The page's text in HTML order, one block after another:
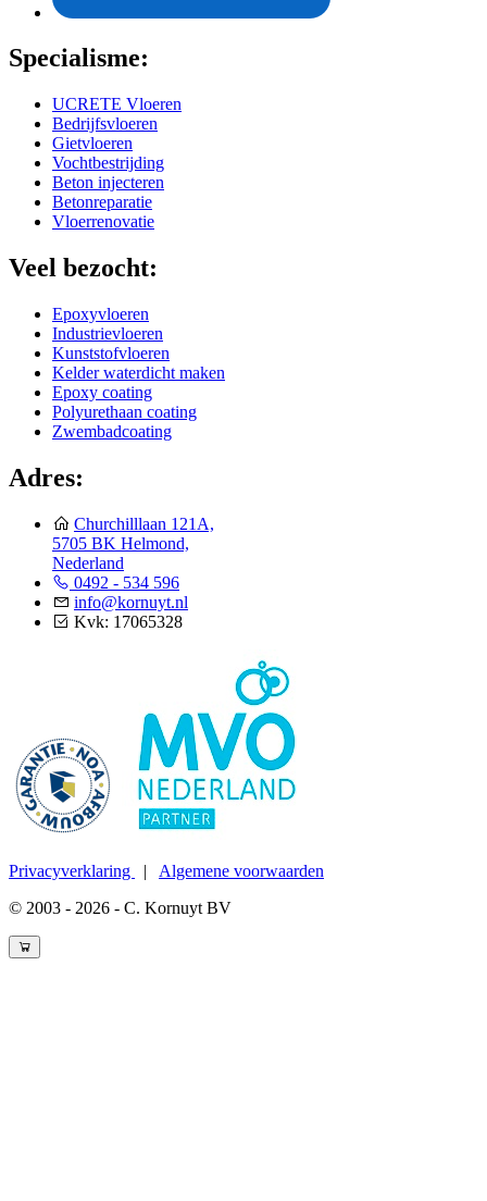
Specialisme:
UCRETE Vloeren
Bedrijfsvloeren
Gietvloeren
Vochtbestrijding
Beton injecteren
Betonreparatie
Vloerrenovatie
Veel bezocht:
Epoxyvloeren
Industrievloeren
Kunststofvloeren
Kelder waterdicht maken
Epoxy coating
Polyurethaan coating
Zwembadcoating
Adres:
Churchilllaan 121A,
5705 BK Helmond,
Nederland
0492 - 534 596
info@kornuyt.nl
Kvk: 17065328
Privacyverklaring | Algemene voorwaarden
© 2003 - 2026 - C. Kornuyt BV